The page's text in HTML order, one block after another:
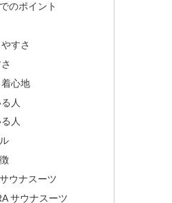
のポイント
すさ
心地
人
人
ウナスーツ
サウナスーツ